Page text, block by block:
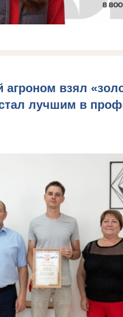
агроном взял
лучшим в